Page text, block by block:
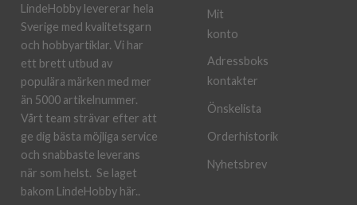
LindeHobby levererar hela
Sverige med kvalitetsgarn
och hobbyartiklar. Vi har
ett brett utbud av
populära märken med mer
än 5000 artikelnummer.
Vårt team strävar efter att
ge dig bästa möjliga service
och snabbaste leverans
när som helst. Se laget
bakom LindeHobby här..
Mit
konto
Adressboks
kontakter
Önskelista
Orderhistorik
Nyhetsbrev